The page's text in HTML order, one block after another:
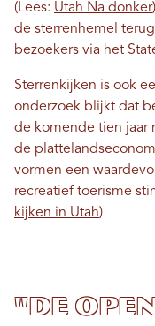
(Lees: Utah Na donker)
de sterrenhemel
bezoekers via het
Sterrenkijken is ook
onderzoek blijkt dat
de komende tien jaar
de
vormen een
recreatief toerisme
kijken in Utah)
"De